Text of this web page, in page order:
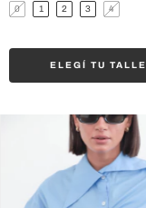
0 1 2 3 4
ELEGÍ TU TALLE